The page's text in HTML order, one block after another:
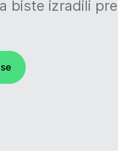
biste izradili